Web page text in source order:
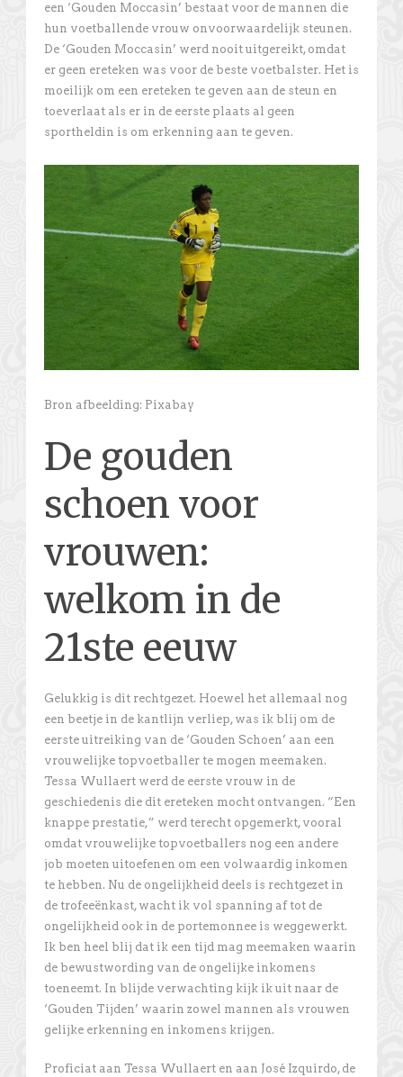
een ‘Gouden Moccasin’ bestaat voor de mannen die
hun voetballende vrouw onvoorwaardelijk steunen.
De ‘Gouden Moccasin’ werd nooit uitgereikt, omdat
er geen ereteken was voor de beste voetbalster. Het is
moeilijk om een ereteken te geven aan de steun en
toeverlaat als er in de eerste plaats al geen
sportheldin is om erkenning aan te geven.
Bron afbeelding: Pixabay
De gouden
schoen voor
vrouwen:
welkom in de
21ste eeuw
Gelukkig is dit rechtgezet. Hoewel het allemaal nog
een beetje in de kantlijn verliep, was ik blij om de
eerste uitreiking van de ‘Gouden Schoen’ aan een
vrouwelijke topvoetballer te mogen meemaken.
Tessa Wullaert werd de eerste vrouw in de
geschiedenis die dit ereteken mocht ontvangen. “Een
knappe prestatie,” werd terecht opgemerkt, vooral
omdat vrouwelijke topvoetballers nog een andere
job moeten uitoefenen om een volwaardig inkomen
te hebben. Nu de ongelijkheid deels is rechtgezet in
de trofeeënkast, wacht ik vol spanning af tot de
ongelijkheid ook in de portemonnee is weggewerkt.
Ik ben heel blij dat ik een tijd mag meemaken waarin
de bewustwording van de ongelijke inkomens
toeneemt. In blijde verwachting kijk ik uit naar de
‘Gouden Tijden’ waarin zowel mannen als vrouwen
gelijke erkenning en inkomens krijgen.
Proficiat aan Tessa Wullaert en aan José Izquirdo, de